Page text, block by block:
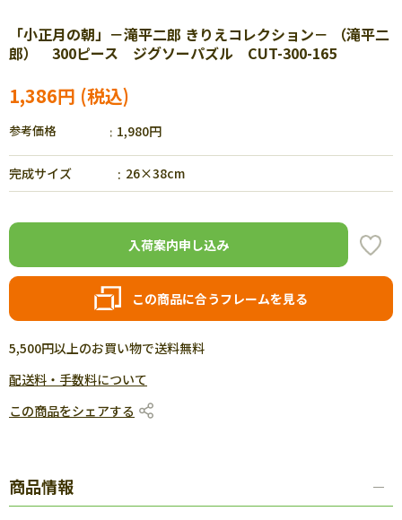
「小正月の朝」－滝平二郎 きりえコレクション－ （滝平二
郎） 300ピース ジグソーパズル CUT-300-165
1,386円
参考価格 1,980円
完成サイズ 26×38cm
入荷案内申し込み
この商品に合うフレームを見る
5,500円以上のお買い物で送料無料
配送料・手数料について
この商品をシェアする
商品情報